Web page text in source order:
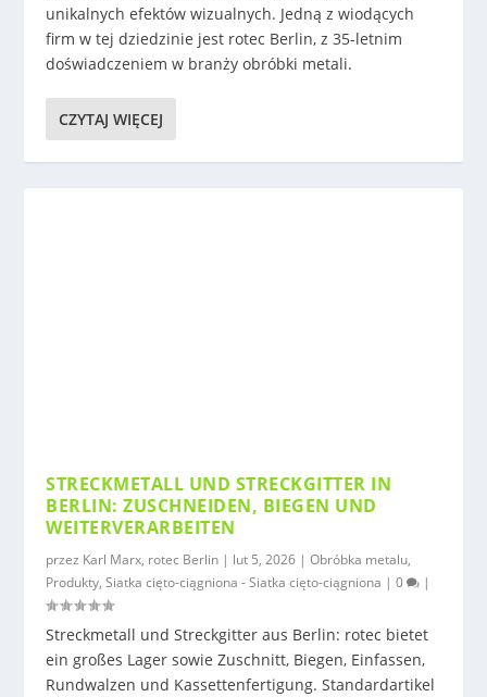
unikalnych efektów wizualnych. Jedną z wiodących
firm w tej dziedzinie jest rotec Berlin, z 35-letnim
doświadczeniem w branży obróbki metali.
CZYTAJ WIĘCEJ
STRECKMETALL UND STRECKGITTER IN
BERLIN: ZUSCHNEIDEN, BIEGEN UND
WEITERVERARBEITEN
przez Karl Marx, rotec Berlin | lut 5, 2026 |Obróbka metalu,
Produkty,Siatka cięto-ciągniona - Siatka cięto-ciągniona |0 |
Streckmetall und Streckgitter aus Berlin: rotec bietet
ein großes Lager sowie Zuschnitt, Biegen, Einfassen,
Rundwalzen und Kassettenfertigung. Standardartikel